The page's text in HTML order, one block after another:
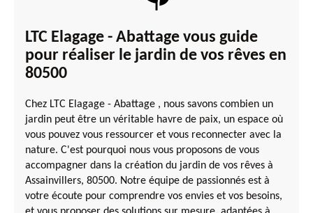
LTC Elagage - Abattage vous guide
pour réaliser le jardin de vos rêves en
80500
Chez LTC Elagage - Abattage , nous savons combien un
jardin peut être un véritable havre de paix, un espace où
vous pouvez vous ressourcer et vous reconnecter avec la
nature. C'est pourquoi nous vous proposons de vous
accompagner dans la création du jardin de vos rêves à
Assainvillers, 80500. Notre équipe de passionnés est à
votre écoute pour comprendre vos envies et vos besoins,